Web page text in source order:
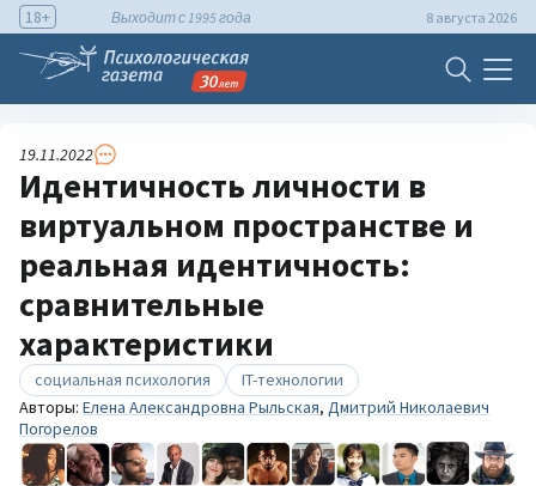
18+ Выходит с 1995 года 8 августа 2026
19.11.2022
Идентичность личности в
виртуальном пространстве и
реальная идентичность:
сравнительные
характеристики
социальная психология
IT-технологии
Авторы: Елена Александровна Рыльская, Дмитрий Николаевич
Погорелов